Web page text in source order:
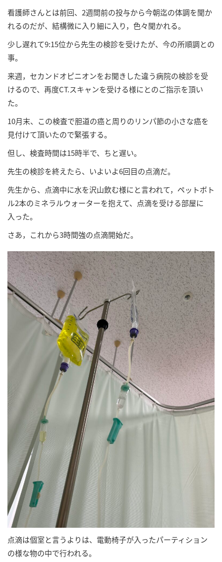
看護師さんとは前回、2週間前の投与から今朝迄の体調を聞か
れるのだが、結構微に入り細に入り，色々聞かれる。
少し遅れて9:15位から先生の検診を受けたが、今の所順調との
事。
来週，セカンドオピニオンをお聞きした違う病院の検診を受
けるので、再度CT.スキャンを受ける様にとのご指示を頂い
た。
10月末、この検査で胆道の癌と周りのリンパ節の小さな癌を
見付けて頂いたので緊張する。
但し、検査時間は15時半で、ちと遅い。
先生の検診を終えたら、いよいよ6回目の点滴だ。
先生から、点滴中に水を沢山飲む様にと言われて，ペットボト
ル2本のミネラルウォーターを抱えて、点滴を受ける部屋に
入った。
さあ，これから3時間強の点滴開始だ。
点滴は個室と言うよりは、電動椅子が入ったパーティション
の様な物の中で行われる。